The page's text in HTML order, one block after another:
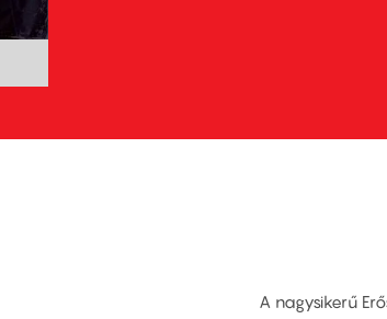
A nagysikerű